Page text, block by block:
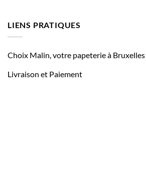
LIENS PRATIQUES
Choix Malin, votre papeterie à Bruxelles
Livraison et Paiement